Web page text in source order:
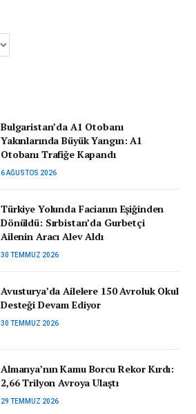
Bulgaristan’da A1 Otobanı
Yakınlarında Büyük Yangın: A1
Otobanı Trafiğe Kapandı
6 AĞUSTOS 2026
Türkiye Yolunda Facianın Eşiğinden
Dönüldü: Sırbistan’da Gurbetçi
Ailenin Aracı Alev Aldı
30 TEMMUZ 2026
Avusturya’da Ailelere 150 Avroluk Okul
Desteği Devam Ediyor
30 TEMMUZ 2026
Almanya’nın Kamu Borcu Rekor Kırdı:
2,66 Trilyon Avroya Ulaştı
29 TEMMUZ 2026